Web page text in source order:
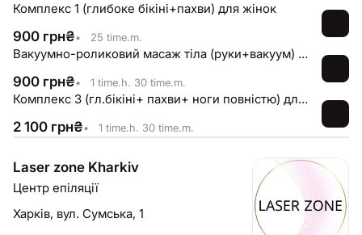
Комплекс 1 (глибоке бікіні+пахви) для жінок
900 грн₴• 25 time.m.
Вакуумно-роликовий масаж тіла (руки+вакуум) жіночий
900 грн₴• 1 time.h. 30 time.m.
Комплекс 3 (гл.бікіні+ пахви+ ноги повністю) для жінок
2 100 грн₴• 1 time.h. 30 time.m.
Laser zone Kharkiv
Центр епіляції
Харків, вул. Сумська, 1